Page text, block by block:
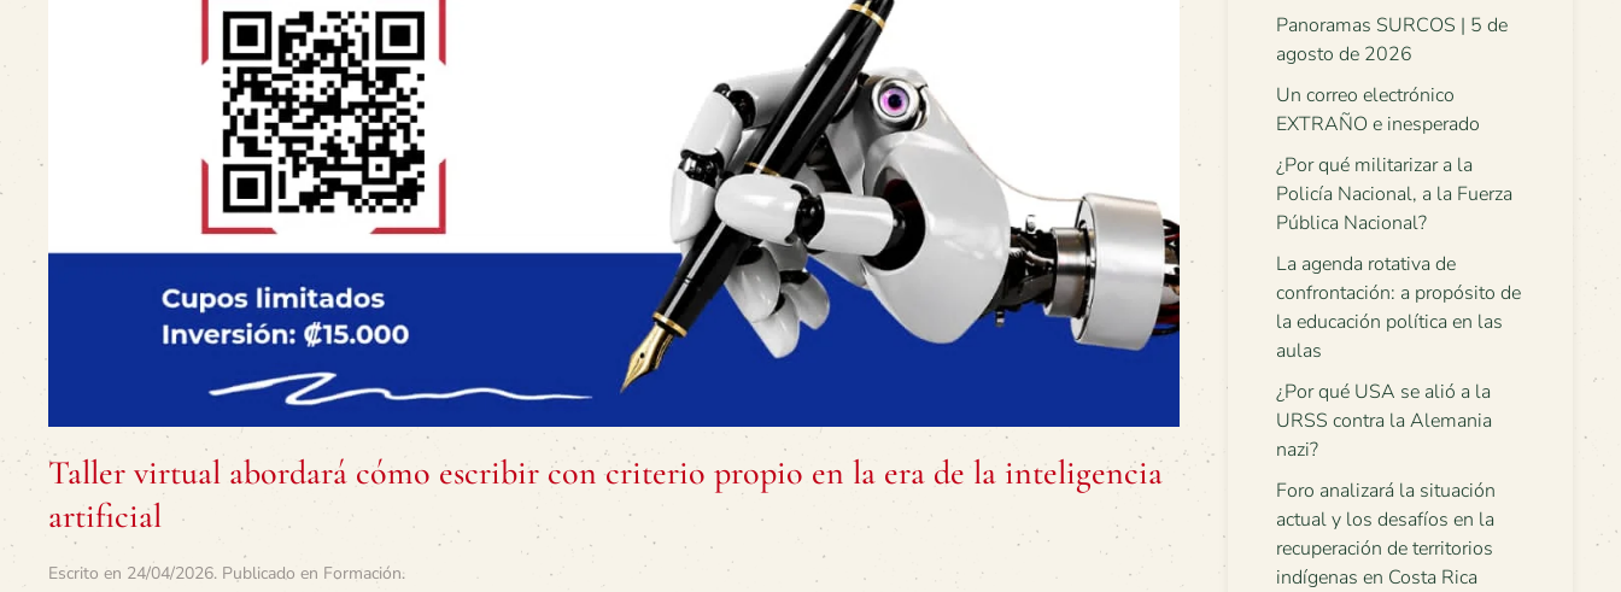
Taller virtual abordará cómo escribir con criterio propio en la era de la inteligencia
artificial
Escrito en 24/04/2026. Publicado en Formación.
Panoramas SURCOS | 5 de
agosto de 2026
Un correo electrónico
EXTRAÑO e inesperado
¿Por qué militarizar a la
Policía Nacional, a la Fuerza
Pública Nacional?
La agenda rotativa de
confrontación: a propósito de
la educación política en las
aulas
¿Por qué USA se alió a la
URSS contra la Alemania
nazi?
Foro analizará la situación
actual y los desafíos en la
recuperación de territorios
indígenas en Costa Rica